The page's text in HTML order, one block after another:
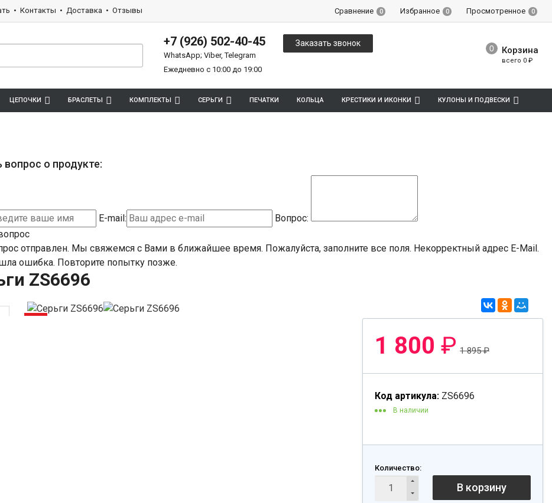
Контакты Доставка Отзывы Сравнение 0 Избранное 0 Просмотренное 0
+7 (926) 502-40-45
WhatsApp; Viber, Telegram
Ежедневно с 10:00 до 19:00
Заказать звонок
Корзина
всего 0 ₽
ЦЕПОЧКИ БРАСЛЕТЫ КОМПЛЕКТЫ СЕРЬГИ ПЕЧАТКИ КОЛЬЦА КРЕСТИКИ И ИКОНКИ КУЛОНЫ И ПОДВЕСКИ
вопрос о продукте:
E-mail:
Вопрос:
отправлен. Мы свяжемся с Вами в ближайшее время. Пожалуйста, заполните все поля. Некорректный адрес E-Mail.
ошибка. Повторите попытку позже.
ZS6696
-6%
1 800 ₽ 1 895₽
Код артикула: ZS6696
В наличии
Количество:
В корзину